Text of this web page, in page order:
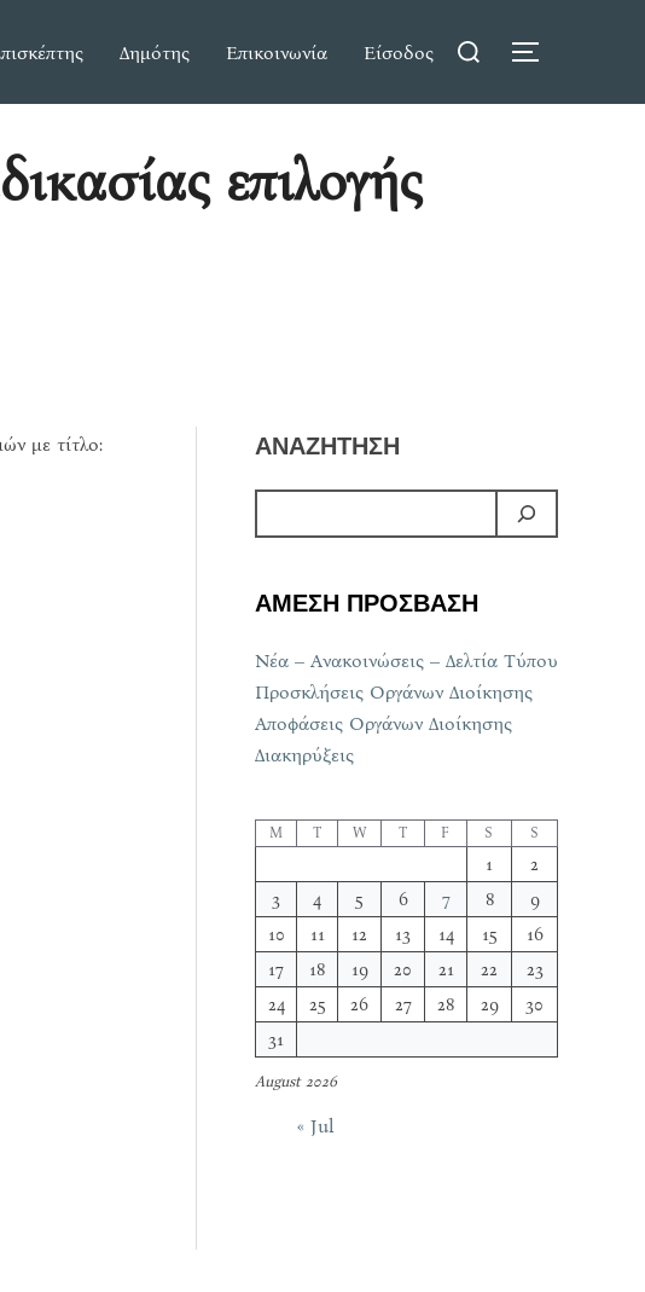
Δημότης Επικοινωνία Είσοδος
Search
TOGGLE
επιλογής
με τίτλο:
ΑΝΑΖΗΤΗΣΗ
ΑΜΕΣΗ ΠΡΟΣΒΑΣΗ
Νέα – Ανακοινώσεις – Δελτία Τύπου
Προσκλήσεις Οργάνων Διοίκησης
Αποφάσεις Οργάνων Διοίκησης
Διακηρύξεις
August 2026
M T W T F S S
1
2
3
4 5 6 7 8
9
10
11 12 13 14 15
16
17
18 19 20 21 22
23
24
25 26 27 28 29
30
31
« Jul